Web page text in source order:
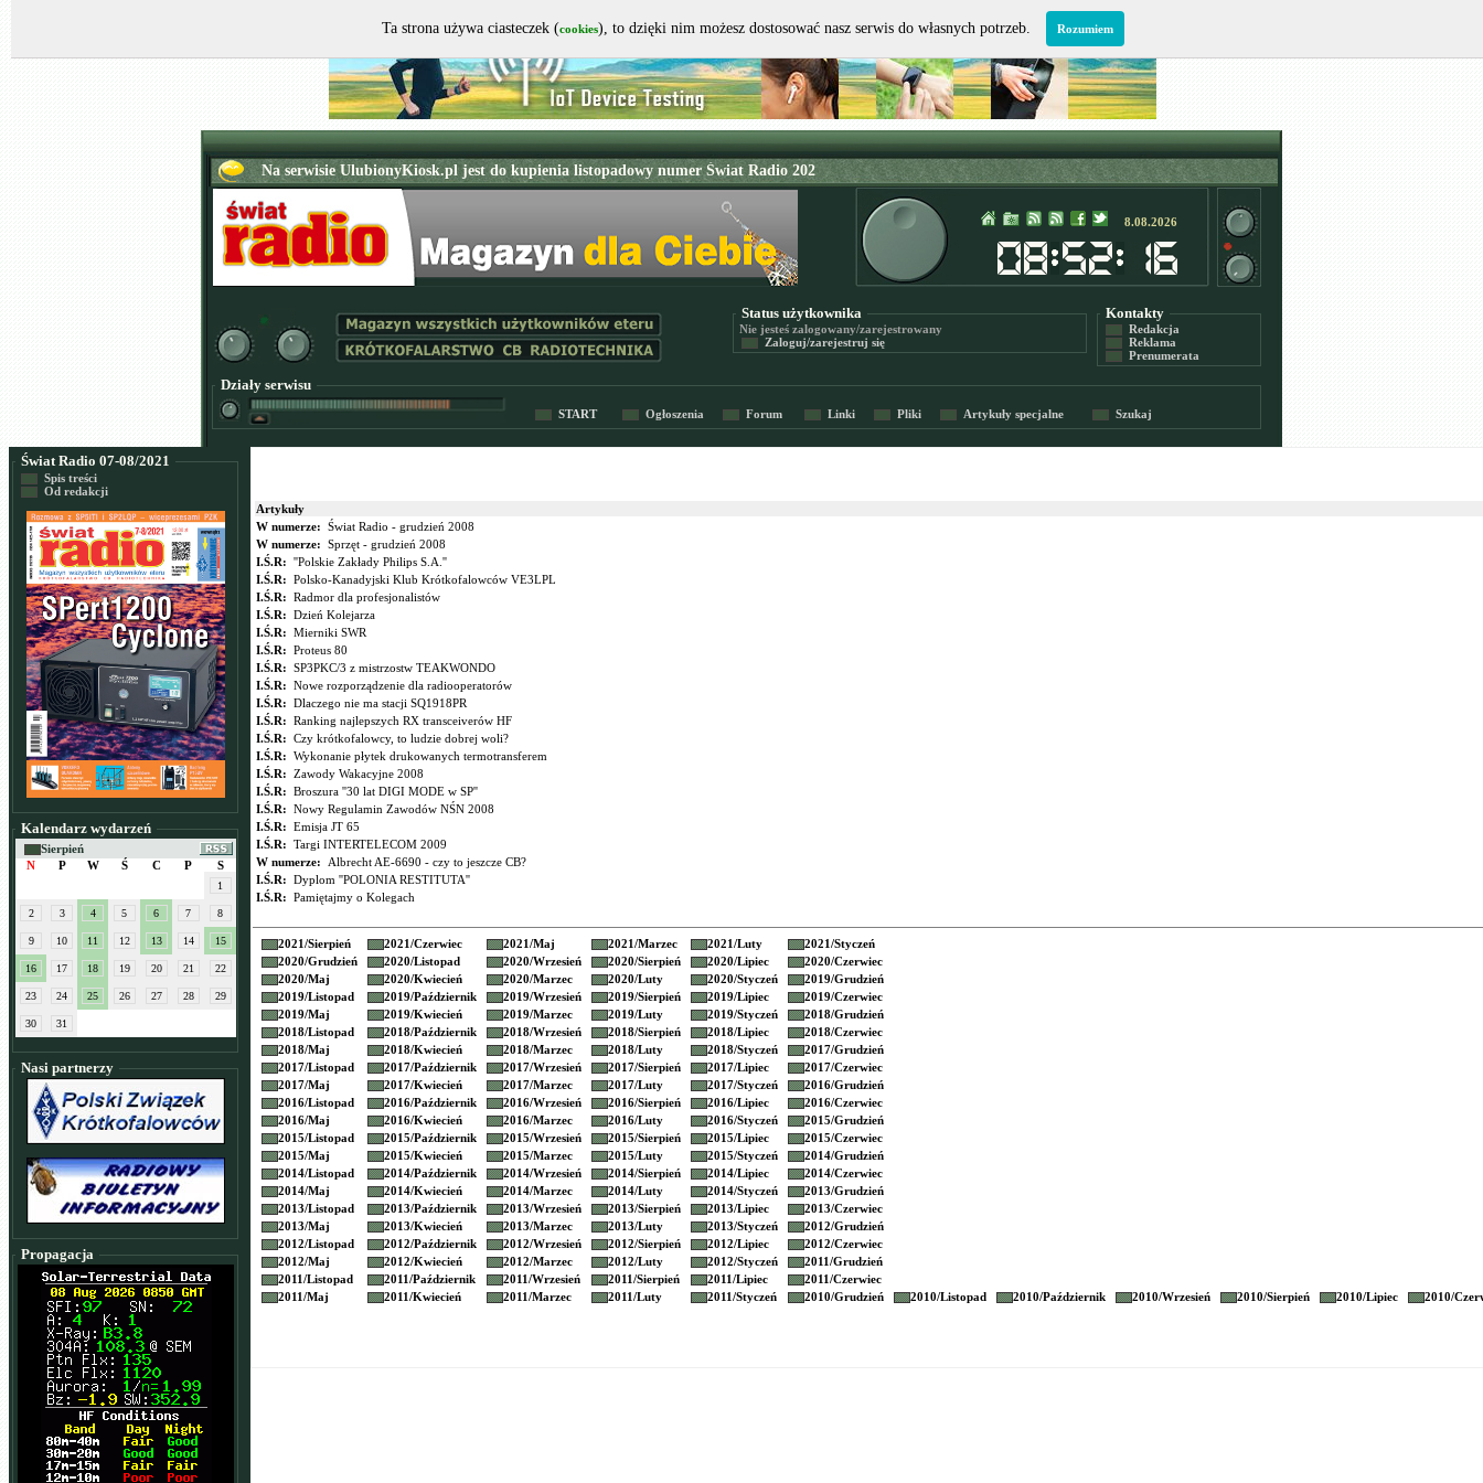
8.08.2026
Status użytkownika
Nie jesteś zalogowany/zarejestrowany
Zaloguj/zarejestruj się
Kontakty
Redakcja
Reklama
Prenumerata
Działy serwisu
START Ogłoszenia Forum Linki Pliki Artykuły specjalne Szukaj
Świat Radio 07-08/2021
Spis treści
Od redakcji
Kalendarz wydarzeń
Sierpień
N
P W Ś C P S
1
2 3 4 5 6 7 8
9 10 11 12 13 14 15
16 17 18 19 20 21 22
23 24 25 26 27 28 29
30 31
Nasi partnerzy
Propagacja
Artykuły
W numerze: Świat Radio - grudzień 2008
W numerze: Sprzęt - grudzień 2008
I.Ś.R: ''Polskie Zakłady Philips S.A.''
I.Ś.R: Polsko-Kanadyjski Klub Krótkofalowców VE3LPL
I.Ś.R: Radmor dla profesjonalistów
I.Ś.R: Dzień Kolejarza
I.Ś.R: Mierniki SWR
I.Ś.R: Proteus 80
I.Ś.R: SP3PKC/3 z mistrzostw TEAKWONDO
I.Ś.R: Nowe rozporządzenie dla radiooperatorów
I.Ś.R: Dlaczego nie ma stacji SQ1918PR
I.Ś.R: Ranking najlepszych RX transceiverów HF
I.Ś.R: Czy krótkofalowcy, to ludzie dobrej woli?
I.Ś.R: Wykonanie płytek drukowanych termotransferem
I.Ś.R: Zawody Wakacyjne 2008
I.Ś.R: Broszura ''30 lat DIGI MODE w SP''
I.Ś.R: Nowy Regulamin Zawodów NŚN 2008
I.Ś.R: Emisja JT 65
I.Ś.R: Targi INTERTELECOM 2009
W numerze:
Albrecht AE-6690 - czy to jeszcze CB?
I.Ś.R: Dyplom ''POLONIA RESTITUTA''
I.Ś.R: Pamiętajmy o Kolegach
2021/Sierpień 2021/Czerwiec 2021/Maj 2021/Marzec 2021/Luty 2021/Styczeń
2020/Grudzień 2020/Listopad 2020/Wrzesień 2020/Sierpień 2020/Lipiec 2020/Czerwiec
2020/Maj 2020/Kwiecień 2020/Marzec 2020/Luty 2020/Styczeń 2019/Grudzień
2019/Listopad 2019/Październik 2019/Wrzesień 2019/Sierpień 2019/Lipiec 2019/Czerwiec
2019/Maj 2019/Kwiecień 2019/Marzec 2019/Luty 2019/Styczeń 2018/Grudzień
2018/Listopad 2018/Październik 2018/Wrzesień 2018/Sierpień 2018/Lipiec 2018/Czerwiec
2018/Maj 2018/Kwiecień 2018/Marzec 2018/Luty 2018/Styczeń 2017/Grudzień
2017/Listopad 2017/Październik 2017/Wrzesień 2017/Sierpień 2017/Lipiec 2017/Czerwiec
2017/Maj 2017/Kwiecień 2017/Marzec 2017/Luty 2017/Styczeń 2016/Grudzień
2016/Listopad 2016/Październik 2016/Wrzesień 2016/Sierpień 2016/Lipiec 2016/Czerwiec
2016/Maj 2016/Kwiecień 2016/Marzec 2016/Luty 2016/Styczeń 2015/Grudzień
2015/Listopad 2015/Październik 2015/Wrzesień 2015/Sierpień 2015/Lipiec 2015/Czerwiec
2015/Maj 2015/Kwiecień 2015/Marzec 2015/Luty 2015/Styczeń 2014/Grudzień
2014/Listopad 2014/Październik 2014/Wrzesień 2014/Sierpień 2014/Lipiec 2014/Czerwiec
2014/Maj 2014/Kwiecień 2014/Marzec 2014/Luty 2014/Styczeń 2013/Grudzień
2013/Listopad 2013/Październik 2013/Wrzesień 2013/Sierpień 2013/Lipiec 2013/Czerwiec
2013/Maj 2013/Kwiecień 2013/Marzec 2013/Luty 2013/Styczeń 2012/Grudzień
2012/Listopad 2012/Październik 2012/Wrzesień 2012/Sierpień 2012/Lipiec 2012/Czerwiec
2012/Maj 2012/Kwiecień 2012/Marzec 2012/Luty 2012/Styczeń 2011/Grudzień
2011/Listopad 2011/Październik 2011/Wrzesień 2011/Sierpień 2011/Lipiec 2011/Czerwiec
2011/Maj 2011/Kwiecień 2011/Marzec 2011/Luty 2011/Styczeń 2010/Grudzień 2010/Listopad 2010/Październik 2010/Wrzesień 2010/Sierpień 2010/Lipiec 2010/
Ta strona używa ciasteczek (cookies), to dzięki nim możesz dostosować nasz serwis do własnych potrzeb. Rozumiem